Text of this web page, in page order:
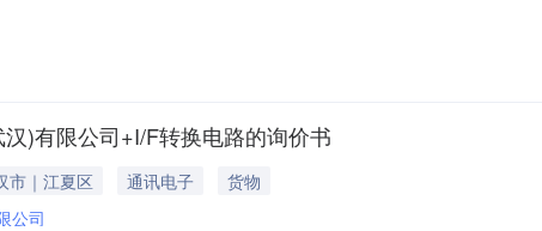
参与方式：公开询价发布时间：2025-04-2310:44报价截止时间：
)有限公司+I/F转换电路的询价书
市｜江夏区 通讯电子
货物
公司